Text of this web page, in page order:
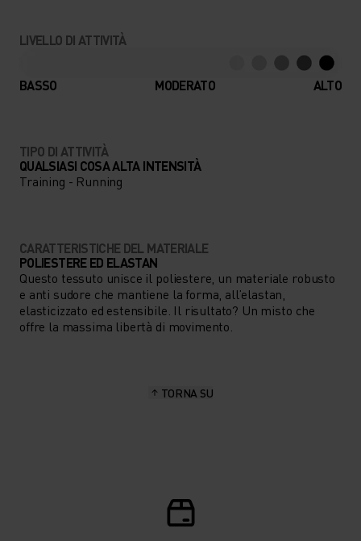
LIVELLO DI ATTIVITÀ
BASSO MODERATO ALTO
TIPO DI ATTIVITÀ
QUALSIASI COSA ALTA INTENSITÀ
Training - Running
CARATTERISTICHE DEL MATERIALE
POLIESTERE ED ELASTAN
Questo tessuto unisce il poliestere, un materiale robusto
e anti sudore che mantiene la forma, all’elastan,
elasticizzato ed estensibile. Il risultato? Un misto che
offre la massima libertà di movimento.
TORNA SU